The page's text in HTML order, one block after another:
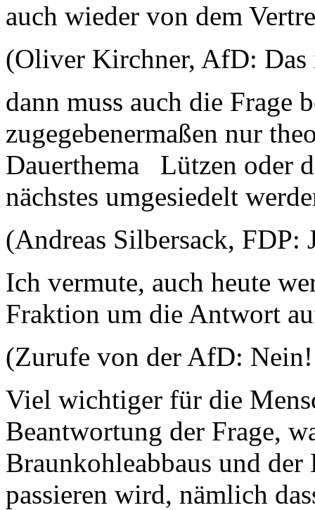
auch wieder von dem
(Oliver Kirchner, AfD: Das
dann muss auch die Frage
zugegebenermaßen nur
Dauerthema Lützen oder
nächstes umgesiedelt
(Andreas Silbersack, FDP:
Ich vermute, auch heute
Fraktion um die Antwort
(Zurufe von der AfD: Nein!
Viel wichtiger für die
Beantwortung der Frage,
Braunkohleabbaus und
passieren wird, nämlich